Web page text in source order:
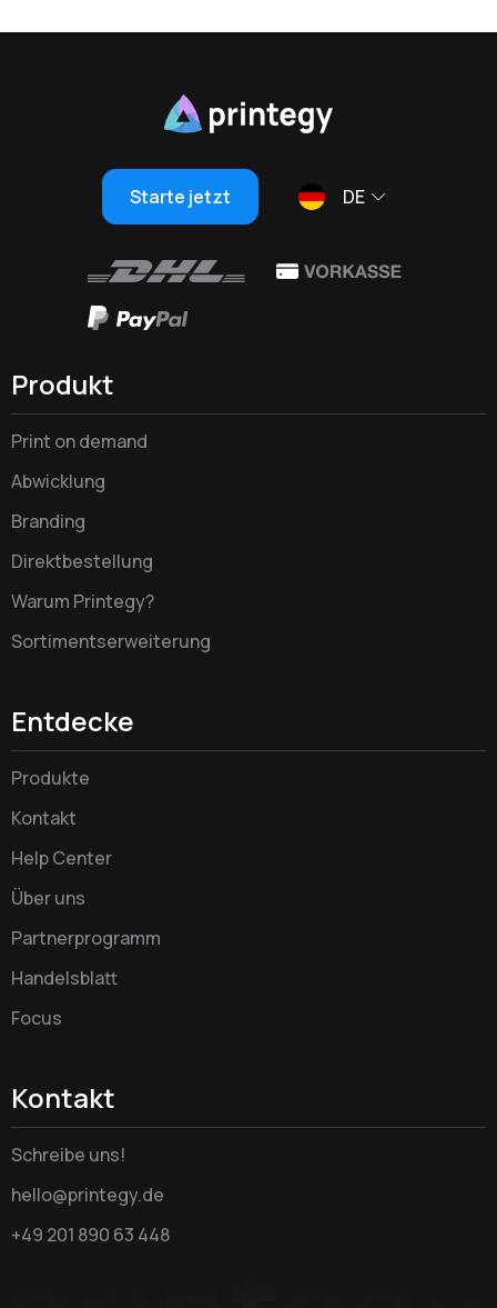
Starte jetzt DE
Produkt
Print on demand
Abwicklung
Branding
Direktbestellung
Warum Printegy?
Sortimentserweiterung
Entdecke
Produkte
Kontakt
Help Center
Über uns
Partnerprogramm
Handelsblatt
Focus
Kontakt
Schreibe uns!
hello@printegy.de
+49 201 890 63 448